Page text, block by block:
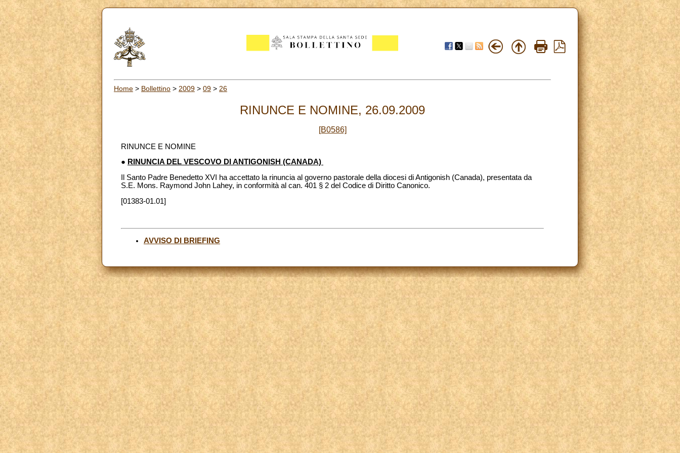
Home > Bollettino > 2009 > 09 > 26
RINUNCE E NOMINE, 26.09.2009
[B0586]
RINUNCE E NOMINE
● RINUNCIA DEL VESCOVO DI ANTIGONISH (CANADA)
Il Santo Padre Benedetto XVI ha accettato la rinuncia al governo pastorale della diocesi di Antigonish (Canada), presentata da
S.E. Mons. Raymond John Lahey, in conformità al can. 401 § 2 del Codice di Diritto Canonico.
[01383-01.01]
AVVISO DI BRIEFING